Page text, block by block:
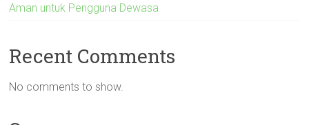
Aman untuk Pengguna Dewasa
Recent Comments
No comments to show.